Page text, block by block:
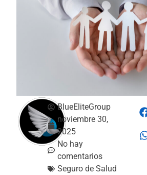
BlueEliteGroup
noviembre 30,
2025
No hay
comentarios
Seguro de Salud